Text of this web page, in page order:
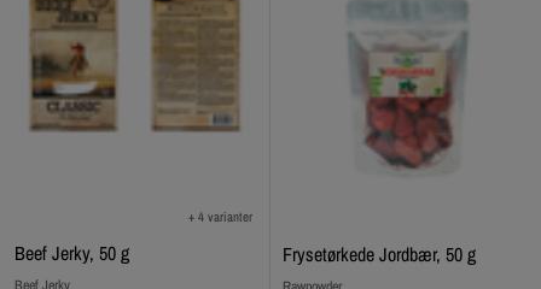
Beef Jerky, 50 g
+ 4 varianter
Frysetørkede Jordbær, 50 g